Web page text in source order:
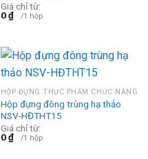
Giá chỉ từ:
0₫ /1 hộp
HỘP ĐỰNG THỰC PHẨM CHỨC NĂNG
Hộp đựng đông trùng hạ thảo
NSV-HĐTHT15
Giá chỉ từ:
0₫ /1 hộp